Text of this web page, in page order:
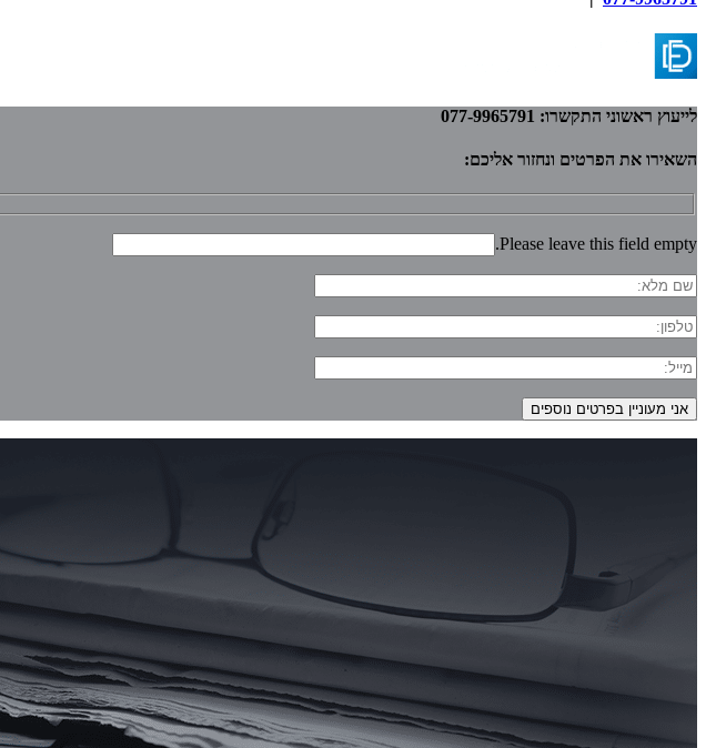
לייעוץ ראשוני התקשרו: 077-9965791
השאירו את הפרטים ונחזור אליכם:
Please leave this field empty.